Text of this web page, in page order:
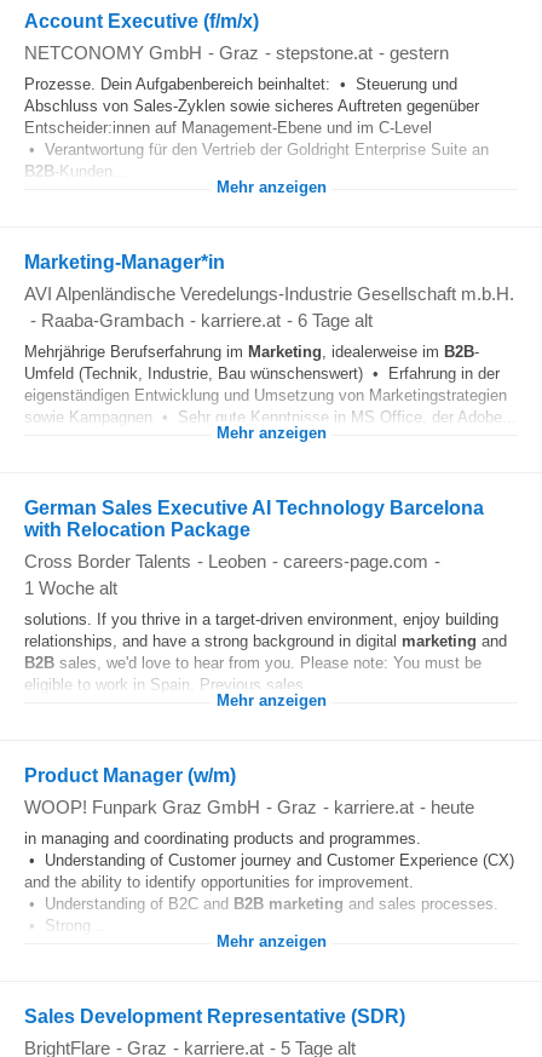
Account Executive (f/m/x)
NETCONOMY GmbH - Graz - stepstone.at - gestern
Prozesse. Dein Aufgabenbereich beinhaltet: • Steuerung und
Abschluss von Sales-Zyklen sowie sicheres Auftreten gegenüber
Entscheider:innen auf Management-Ebene und im C-Level
• Verantwortung für den Vertrieb der Goldright Enterprise Suite an
B2B-Kunden...
Mehr anzeigen
Marketing-Manager*in
AVI Alpenländische Veredelungs-Industrie Gesellschaft m.b.H.
- Raaba-Grambach - karriere.at - 6 Tage alt
Mehrjährige Berufserfahrung im Marketing, idealerweise im B2B-
Umfeld (Technik, Industrie, Bau wünschenswert) • Erfahrung in der
eigenständigen Entwicklung und Umsetzung von Marketingstrategien
sowie Kampagnen • Sehr gute Kenntnisse in MS Office, der Adobe...
Mehr anzeigen
German Sales Executive AI Technology Barcelona
with Relocation Package
Cross Border Talents - Leoben - careers-page.com -
1 Woche alt
solutions. If you thrive in a target-driven environment, enjoy building
relationships, and have a strong background in digital marketing and
B2B sales, we'd love to hear from you. Please note: You must be
eligible to work in Spain. Previous sales...
Mehr anzeigen
Product Manager (w/m)
WOOP! Funpark Graz GmbH - Graz - karriere.at - heute
in managing and coordinating products and programmes.
• Understanding of Customer journey and Customer Experience (CX)
and the ability to identify opportunities for improvement.
• Understanding of B2C and B2B marketing and sales processes.
• Strong...
Mehr anzeigen
Sales Development Representative (SDR)
BrightFlare - Graz - karriere.at - 5 Tage alt